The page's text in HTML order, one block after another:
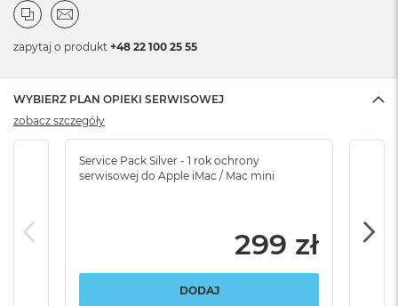
zapytaj o produkt +48 22 100 25 55
WYBIERZ PLAN OPIEKI SERWISOWEJ
Service Pack Silver - 1 rok ochrony
serwisowej do Apple iMac / Mac mini
299 zł
DODAJ
zobacz szczegóły